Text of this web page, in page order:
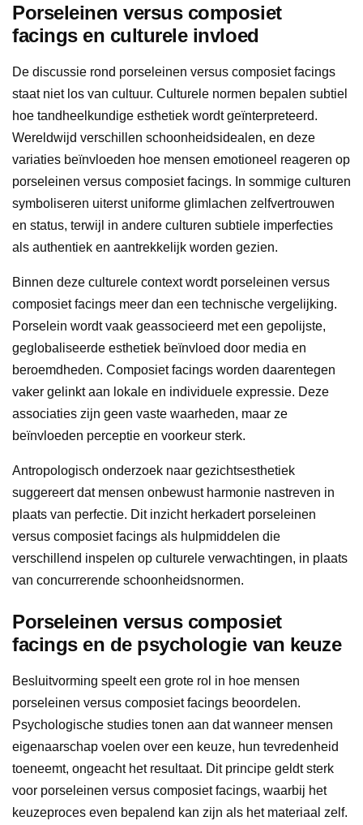
Porseleinen versus composiet
facings en culturele invloed
De discussie rond porseleinen versus composiet facings
staat niet los van cultuur. Culturele normen bepalen subtiel
hoe tandheelkundige esthetiek wordt geïnterpreteerd.
Wereldwijd verschillen schoonheidsidealen, en deze
variaties beïnvloeden hoe mensen emotioneel reageren op
porseleinen versus composiet facings. In sommige culturen
symboliseren uiterst uniforme glimlachen zelfvertrouwen
en status, terwijl in andere culturen subtiele imperfecties
als authentiek en aantrekkelijk worden gezien.
Binnen deze culturele context wordt porseleinen versus
composiet facings meer dan een technische vergelijking.
Porselein wordt vaak geassocieerd met een gepolijste,
geglobaliseerde esthetiek beïnvloed door media en
beroemdheden. Composiet facings worden daarentegen
vaker gelinkt aan lokale en individuele expressie. Deze
associaties zijn geen vaste waarheden, maar ze
beïnvloeden perceptie en voorkeur sterk.
Antropologisch onderzoek naar gezichtsesthetiek
suggereert dat mensen onbewust harmonie nastreven in
plaats van perfectie. Dit inzicht herkadert porseleinen
versus composiet facings als hulpmiddelen die
verschillend inspelen op culturele verwachtingen, in plaats
van concurrerende schoonheidsnormen.
Porseleinen versus composiet
facings en de psychologie van keuze
Besluitvorming speelt een grote rol in hoe mensen
porseleinen versus composiet facings beoordelen.
Psychologische studies tonen aan dat wanneer mensen
eigenaarschap voelen over een keuze, hun tevredenheid
toeneemt, ongeacht het resultaat. Dit principe geldt sterk
voor porseleinen versus composiet facings, waarbij het
keuzeproces even bepalend kan zijn als het materiaal zelf.